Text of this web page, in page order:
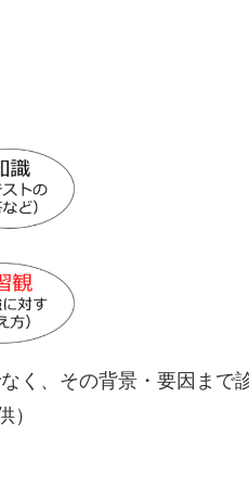
く、その背景・要因まで
）